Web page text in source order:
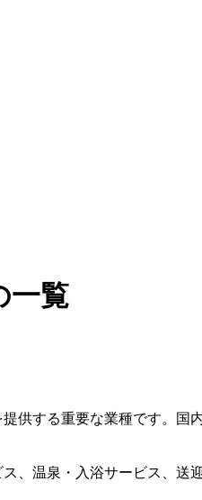
一覧
供する重要な業種です。
、温泉・入浴サービス、